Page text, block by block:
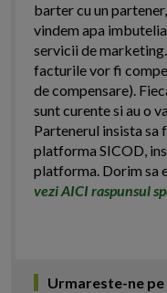
barter cu un
vindem apa
servicii de
facturile vor fi
de compensare).
sunt curente si au o
Partenerul insista sa
platforma SICOD,
platforma. Dorim sa
vezi AICI raspunsul
Urmareste-ne pe